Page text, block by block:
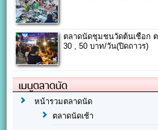
ตลาดนัดชุมชนวัดต้นเชือก
30 , 50 บาท/วัน(ปิดถาวร)
เมนูตลาดนัด
หน้ารวมตลาดนัด
ตลาดนัดเช้า